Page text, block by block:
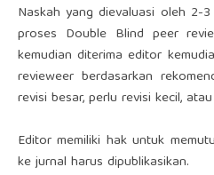
Naskah yang dievaluasi oleh 2-
proses Double Blind peer
kemudian diterima editor
revieweer berdasarkan
revisi besar, perlu revisi kecil,
Editor memiliki hak untuk
ke jurnal harus dipublikasikan.